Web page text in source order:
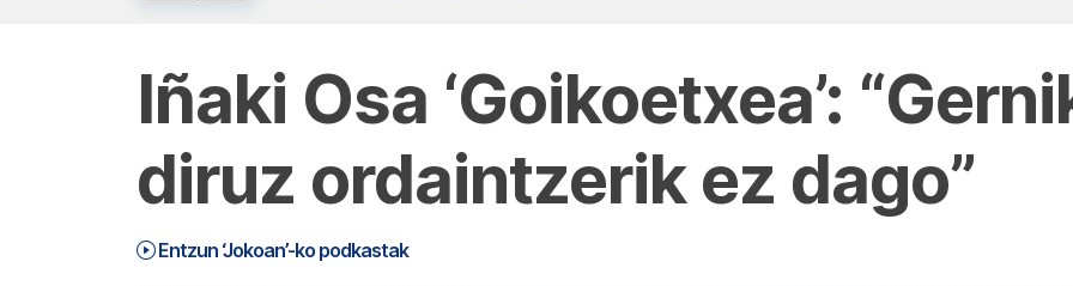
Iñaki Osa ‘Goikoetxea’:
diruz ordaintzerik ez dago”
Entzun ‘Jokoan’-ko podkastak